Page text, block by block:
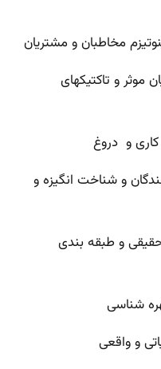
مخاطبان و مشتریان
موثر و تاکتیکهای
و دروغ
و شناخت انگیزه و
و طبقه بندی
شناسی
و واقعی